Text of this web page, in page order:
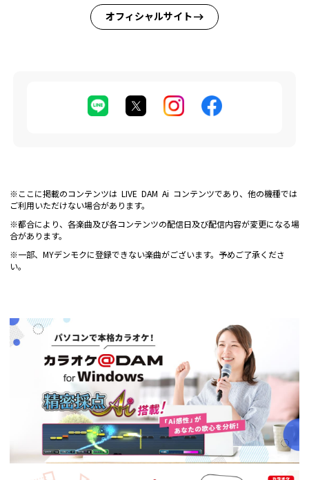
オフィシャルサイト
※ここに掲載のコンテンツは LIVE DAM Ai コンテンツであり、他の機種では
ご利用いただけない場合があります。
※都合により、各楽曲及び各コンテンツの配信日及び配信内容が変更になる場
合があります。
※一部、MYデンモクに登録できない楽曲がございます。予めご了承くださ
い。